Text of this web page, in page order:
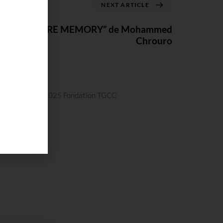
NEXT ARTICLE
“CORE MEMORY” de Mohammed
Chrouro